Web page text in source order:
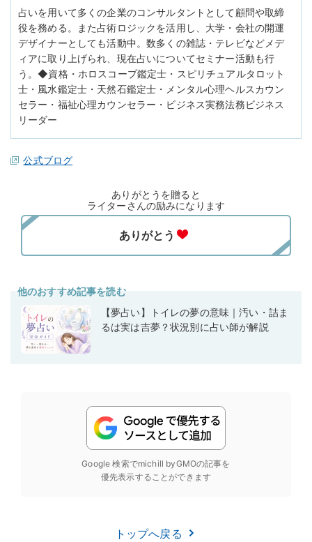
占いを用いて多くの企業のコンサルタントとして顧問や取締
役を務める。また占術ロジックを活用し、大学・会社の開運
デザイナーとしても活動中。数多くの雑誌・テレビなどメデ
ィアに取り上げられ、現在占いについてセミナー活動も行
う。◆資格・ホロスコープ鑑定士・スピリチュアルタロット
士・風水鑑定士・天然石鑑定士・メンタル心理ヘルスカウン
セラー・福祉心理カウンセラー・ビジネス実務法務ビジネス
リーダー
公式ブログ
ありがとうを贈ると
ライターさんの励みになります
他のおすすめ記事を読む
【夢占い】トイレの夢の意味｜汚い・詰ま
るは実は吉夢？状況別に占い師が解説
Google 検索でmichill byGMOの記事を
優先表示することができます
トップへ戻る